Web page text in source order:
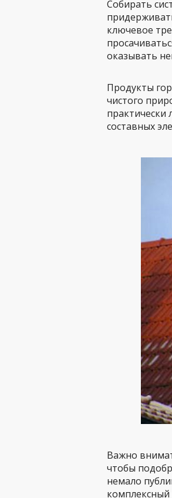
Собирать
ключевое
оказывать
Продукты
чистого
практически
составных
Важно
чтобы
немало
комплексный